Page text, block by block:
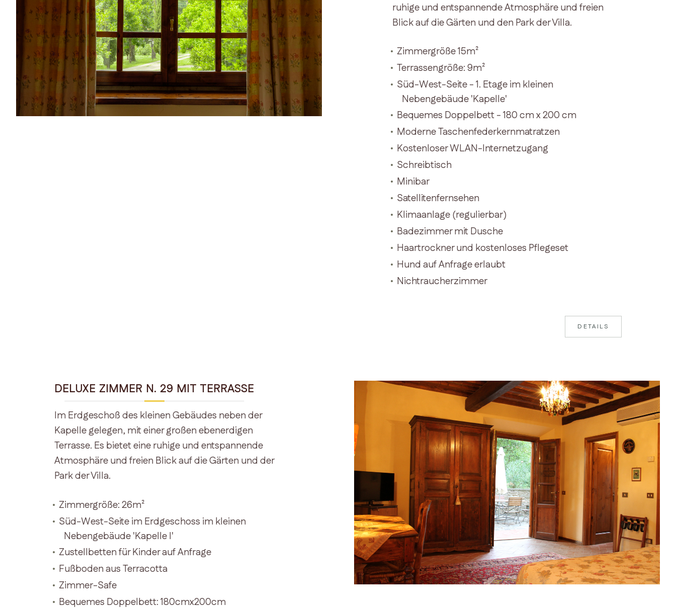
KONTAKT
RESERVIEREN
ruhige und entspannende Atmosphäre und freien
Blick auf die Gärten und den Park der Villa.
Zimmergröße 15m²
Terrassengröße: 9m²
Süd-West-Seite - 1. Etage im kleinen
Nebengebäude 'Kapelle'
Bequemes Doppelbett - 180 cm x 200 cm
Moderne Taschenfederkernmatratzen
Kostenloser WLAN-Internetzugang
Schreibtisch
Minibar
Satellitenfernsehen
Klimaanlage (regulierbar)
Badezimmer mit Dusche
Haartrockner und kostenloses Pflegeset
Hund auf Anfrage erlaubt
Nichtraucherzimmer
DETAILS
DELUXE ZIMMER N. 29 MIT TERRASSE
Im Erdgeschoß des kleinen Gebäudes neben der
Kapelle gelegen, mit einer großen ebenerdigen
Terrasse. Es bietet eine ruhige und entspannende
Atmosphäre und freien Blick auf die Gärten und der
Park der Villa.
Zimmergröße: 26m²
Süd-West-Seite im Erdgeschoss im kleinen
Nebengebäude 'Kapelle I'
Zustellbetten für Kinder auf Anfrage
Fußboden aus Terracotta
Zimmer-Safe
Bequemes Doppelbett: 180cmx200cm